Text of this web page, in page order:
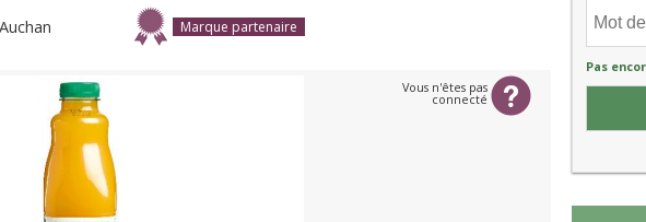
Pas
Auchan Marque partenaire
Vous n'êtes pas
connecté